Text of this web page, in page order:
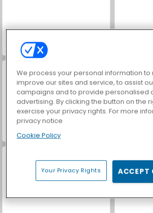
World War 2 Shooter
VegaMix Da Vinci Puzzles
We process your personal information
improve our sites and service, to assist
campaigns and to provide personalised
advertising. By clicking the button on the
exercise your privacy rights. For more
privacy notice
Cookie Policy
Your Privacy Rights ACCEPT